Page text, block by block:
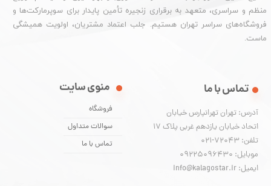
منظم و سراسری، متعهد به برقراری زنجیره تأمین پایدار برای سوپرمارکت‌ها و
فروشگاه‌های سراسر تهران هستیم. جلب اعتماد مشتریان، اولویت همیشگی
ماست.
منوی سایت
فروشگاه
سوالات متداول
تماس با ما
تماس با ما
آدرس: تهران تهرانپارس خیابان
اتحاد خیابان یازدهم غربی پلاک ۱۷
تلفن: 72043-021
موبایل: 09225096430
ایمیل: info@kalagostar.ir